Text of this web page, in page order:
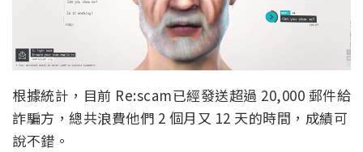
根據統計，目前 Re:scam已經發送超過 20,000 郵件給
詐騙方，總共浪費他們 2 個月又 12 天的時間，成績可
說不錯。